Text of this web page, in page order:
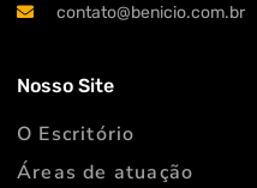
contato@benicio.com.br
Nosso Site​
O Escritório
Áreas de atuação